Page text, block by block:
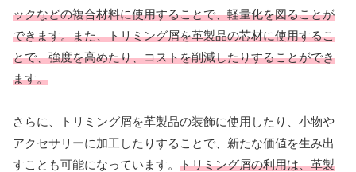
ックなどの複合材料に使用することで、軽量化を図ることが
できます。また、トリミング屑を革製品の芯材に使用するこ
とで、強度を高めたり、コストを削減したりすることができ
ます。
さらに、トリミング屑を革製品の装飾に使用したり、小物や
アクセサリーに加工したりすることで、新たな価値を生み出
すことも可能になっています。 トリミング屑の利用は、革製